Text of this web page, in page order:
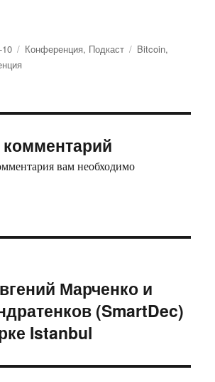
10 Рубрики
Конференция, Подкаст Метки
Bitcoin,
вам необходимо
Марченко и
(SmartDec)
Istanbul